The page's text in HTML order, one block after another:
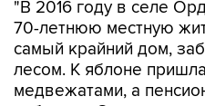
самый крайний дом,
лесом. К яблоне
медвежатами, а
собаками. Защищаясь,
женщину", - охотовед.